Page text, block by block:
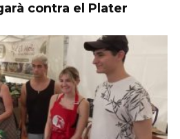
contra el Plater